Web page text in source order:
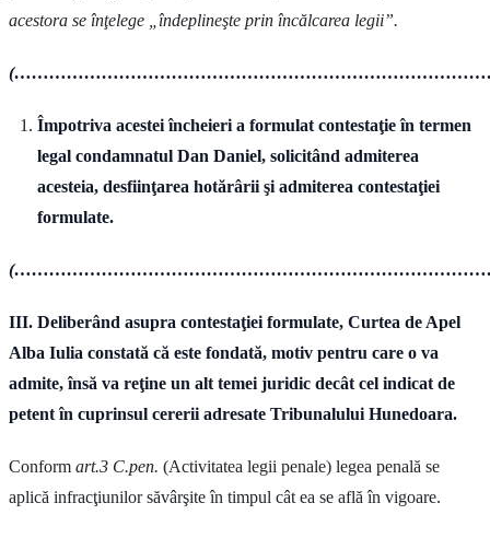
acestora se înţelege „îndeplineşte prin încălcarea legii”.
Împotriva acestei încheieri a formulat contestaţie în termen
legal condamnatul Dan Daniel, solicitând admiterea
acesteia, desfiinţarea hotărârii şi admiterea contestaţiei
formulate.
III. Deliberând asupra contestaţiei formulate, Curtea de Apel
Alba Iulia constată că este fondată, motiv pentru care o va
admite, însă va reţine un alt temei juridic decât cel indicat de
petent în cuprinsul cererii adresate Tribunalului Hunedoara.
Conform art.3 C.pen. (Activitatea legii penale) legea penală se
aplică infracţiunilor săvârşite în timpul cât ea se află în vigoare.